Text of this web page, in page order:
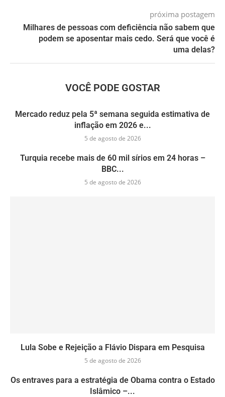
próxima postagem
Milhares de pessoas com deficiência não sabem que
podem se aposentar mais cedo. Será que você é
uma delas?
VOCÊ PODE GOSTAR
Mercado reduz pela 5ª semana seguida estimativa de
inflação em 2026 e...
5 de agosto de 2026
Turquia recebe mais de 60 mil sírios em 24 horas –
BBC...
5 de agosto de 2026
Lula Sobe e Rejeição a Flávio Dispara em Pesquisa
5 de agosto de 2026
Os entraves para a estratégia de Obama contra o Estado
Islâmico –...